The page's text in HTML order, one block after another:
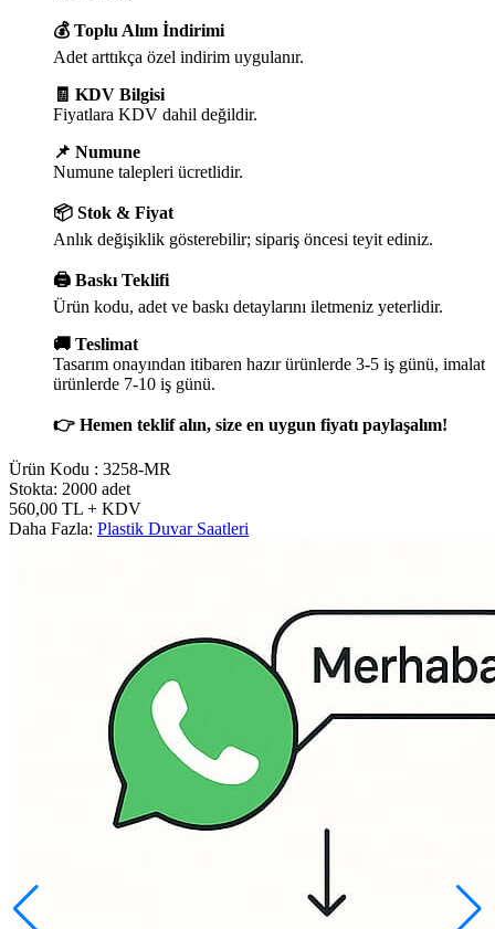
💰 Toplu Alım İndirimi
Adet arttıkça özel indirim uygulanır.
🧾 KDV Bilgisi
Fiyatlara KDV dahil değildir.
📌 Numune
Numune talepleri ücretlidir.
📦 Stok & Fiyat
Anlık değişiklik gösterebilir; sipariş öncesi teyit ediniz.
🖨️ Baskı Teklifi
Ürün kodu, adet ve baskı detaylarını iletmeniz yeterlidir.
🚚 Teslimat
Tasarım onayından itibaren hazır ürünlerde 3-5 iş günü, imalat
ürünlerde 7-10 iş günü.
👉 Hemen teklif alın, size en uygun fiyatı paylaşalım!
Ürün Kodu : 3258-MR
Stokta: 2000 adet
560,00 TL + KDV
Daha Fazla: Plastik Duvar Saatleri